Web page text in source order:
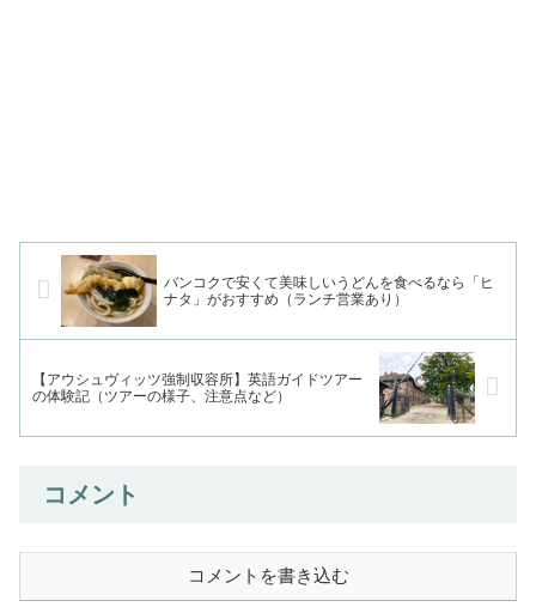
バンコクで安くて美味しいうどんを食べるなら「ヒ
ナタ」がおすすめ（ランチ営業あり）
【アウシュヴィッツ強制収容所】英語ガイドツアー
の体験記（ツアーの様子、注意点など）
コメント
コメントを書き込む